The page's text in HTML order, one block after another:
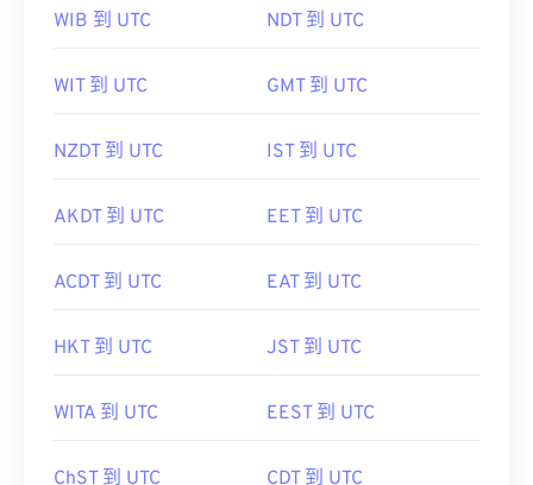
WIB 到 UTC NDT 到 UTC
WIT 到 UTC GMT 到 UTC
NZDT 到 UTC IST 到 UTC
AKDT 到 UTC EET 到 UTC
ACDT 到 UTC EAT 到 UTC
HKT 到 UTC JST 到 UTC
WITA 到 UTC EEST 到 UTC
ChST 到 UTC CDT 到 UTC